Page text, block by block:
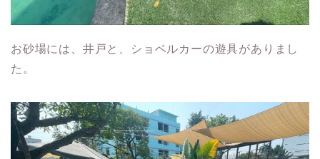
お砂場には、井戸と、ショベルカーの遊具がありまし
た。